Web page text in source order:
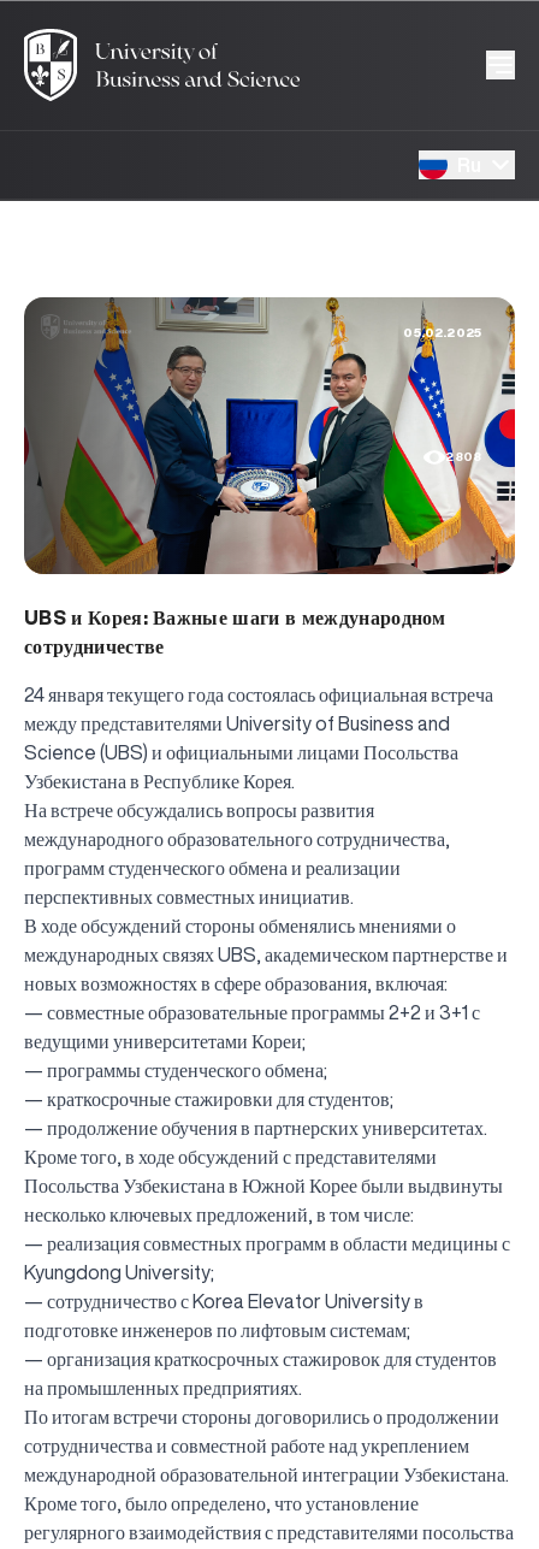
05.02.2025
2808
UBS и Корея: Важные шаги в международном
сотрудничестве
24 января текущего года состоялась официальная встреча
между представителями University of Business and
Science (UBS) и официальными лицами Посольства
Узбекистана в Республике Корея.
На встрече обсуждались вопросы развития
международного образовательного сотрудничества,
программ студенческого обмена и реализации
перспективных совместных инициатив.
В ходе обсуждений стороны обменялись мнениями о
международных связях UBS, академическом партнерстве и
новых возможностях в сфере образования, включая:
— совместные образовательные программы 2+2 и 3+1 с
ведущими университетами Кореи;
— программы студенческого обмена;
— краткосрочные стажировки для студентов;
— продолжение обучения в партнерских университетах.
Кроме того, в ходе обсуждений с представителями
Посольства Узбекистана в Южной Корее были выдвинуты
несколько ключевых предложений, в том числе:
— реализация совместных программ в области медицины с
Kyungdong University;
— сотрудничество с Korea Elevator University в
подготовке инженеров по лифтовым системам;
— организация краткосрочных стажировок для студентов
на промышленных предприятиях.
По итогам встречи стороны договорились о продолжении
сотрудничества и совместной работе над укреплением
международной образовательной интеграции Узбекистана.
Кроме того, было определено, что установление
регулярного взаимодействия с представителями посольства